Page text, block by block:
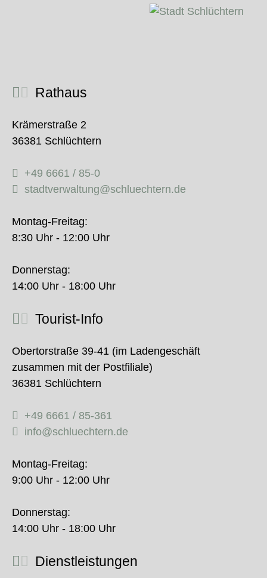
Rathaus
Krämerstraße 2
36381 Schlüchtern
+49 6661 / 85-0
stadtverwaltung@schluechtern.de
Montag-Freitag:
8:30 Uhr - 12:00 Uhr
Donnerstag:
14:00 Uhr - 18:00 Uhr
Tourist-Info
Obertorstraße 39-41 (im Ladengeschäft
zusammen mit der Postfiliale)
36381 Schlüchtern
+49 6661 / 85-361
info@schluechtern.de
Montag-Freitag:
9:00 Uhr - 12:00 Uhr
Donnerstag:
14:00 Uhr - 18:00 Uhr
Dienstleistungen